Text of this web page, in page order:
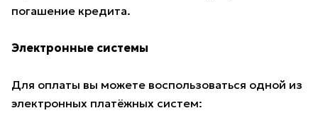
погашение кредита.
Электронные системы
Для оплаты вы можете воспользоваться одной из
электронных платёжных систем: